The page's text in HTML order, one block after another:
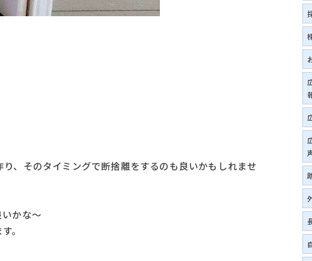
、そのタイミングで断捨離をするのも良いかもしれませ
かな～
。